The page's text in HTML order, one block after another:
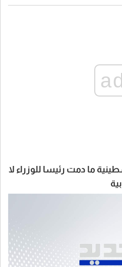
ما دمت رئيسا للوزراء لا